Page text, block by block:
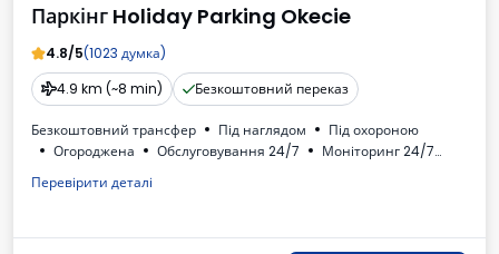
Паркінг Holiday Parking Okecie
4.8/5(1023 думка)
4.9 km (~8 min)
Безкоштовний переказ
Безкоштовний трансфер Під наглядом
Під охороною
Огороджена
Обслуговування 24/7
Моніторинг 24/7
Доступні напої
Перевірити деталі